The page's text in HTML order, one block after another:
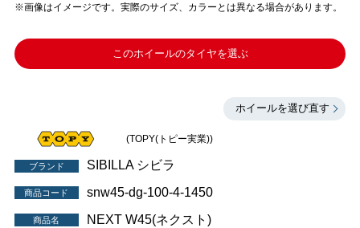
※画像はイメージです。実際のサイズ、カラーとは異なる場合があります。
このホイールのタイヤを選ぶ
ホイールを選び直す
(TOPY(トピー実業))
ブランド SIBILLA シビラ
商品コード snw45-dg-100-4-1450
商品名 NEXT W45(ネクスト)